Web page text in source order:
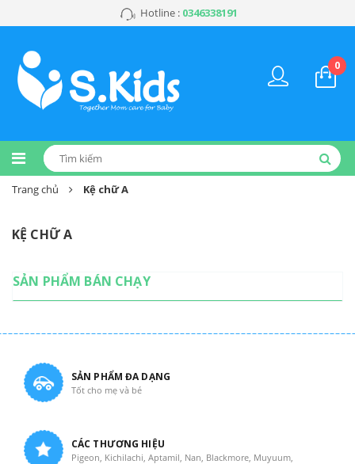
Hotline : 0346338191
0
Trang chủ Kệ chữ A
KỆ CHỮ A
SẢN PHẨM BÁN CHẠY
SẢN PHẨM ĐA DẠNG
Tốt cho mẹ và bé
CÁC THƯƠNG HIỆU
Pigeon, Kichilachi, Aptamil, Nan, Blackmore, Muyuum,